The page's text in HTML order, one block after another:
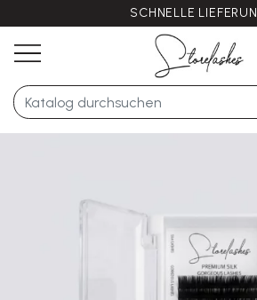
SCHNELLE
Haben Sie noch Fragen? +33